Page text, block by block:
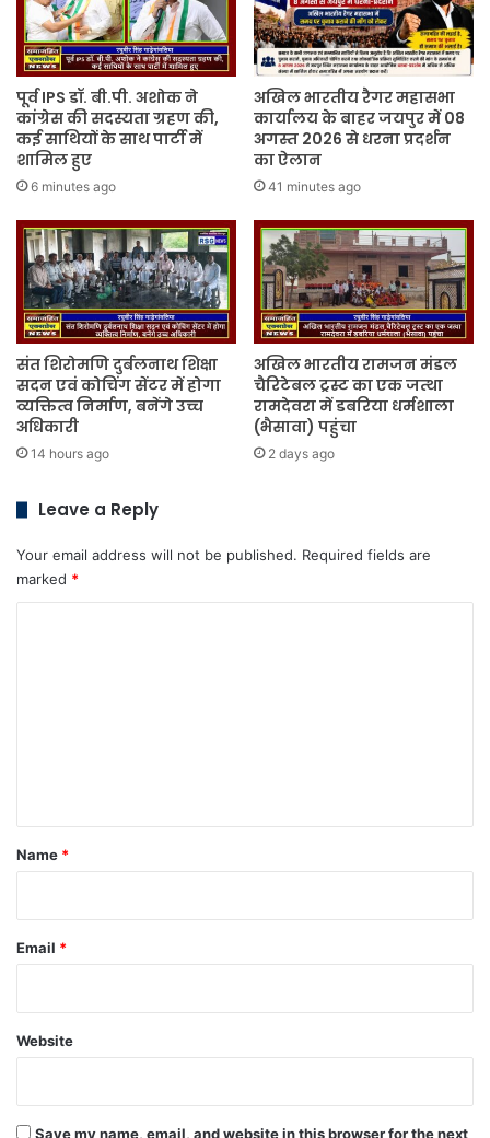
पूर्व IPS डॉ. बी.पी. अशोक ने
कांग्रेस की सदस्यता ग्रहण की,
कई साथियों के साथ पार्टी में
शामिल हुए
6 minutes ago
अखिल भारतीय रैगर महासभा
कार्यालय के बाहर जयपुर में 08
अगस्त 2026 से धरना प्रदर्शन
का ऐलान
41 minutes ago
संत शिरोमणि दुर्बलनाथ शिक्षा
सदन एवं कोचिंग सेंटर में होगा
व्यक्तित्व निर्माण, बनेंगे उच्च
अधिकारी
14 hours ago
अखिल भारतीय रामजन मंडल
चैरिटेबल ट्रस्ट का एक जत्था
रामदेवरा में डबरिया धर्मशाला
(भैसावा) पहुंचा
2 days ago
Leave a Reply
Your email address will not be published. Required fields are
marked *
*
Name *
Email *
Website
Save my name, email, and website in this browser for the next